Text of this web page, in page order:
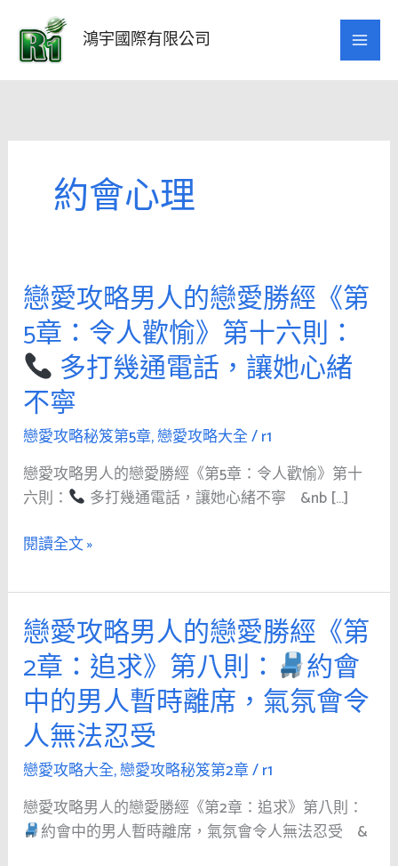
要
鴻宇國際有限公司
約會心理
戀愛攻略男人的戀愛勝經《第
5章：令人歡愉》第十六則：
多打幾通電話，讓她心緒
不寧
戀愛攻略秘笈第5章,戀愛攻略大全/r1
戀愛攻略男人的戀愛勝經《第5章：令人歡愉》第十
六則：
多打幾通電話，讓她心緒不寧 &nb […]
戀
愛
攻
略
男
人
的
戀
愛
勝
經
《第
令
歡
愉》
第
十
六
則：
多
閱讀全文 »
戀愛攻略男人的戀愛勝經《第
2章：追求》第八則： 約會
中的男人暫時離席，氣氛會令
人無法忍受
戀愛攻略大全,戀愛攻略秘笈第2章/r1
戀愛攻略男人的戀愛勝經《第2章：追求》第八則：
約會中的男人暫時離席，氣氛會令人無法忍受 &
戀
愛
攻
略
男
人
的
戀
愛
勝